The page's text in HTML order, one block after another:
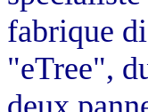
fabrique
"eTree",